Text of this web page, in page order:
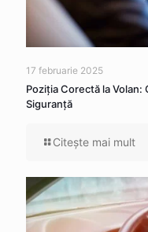
17 februarie 2025
Poziția Corectă la
Siguranță
Citeşte mai mult